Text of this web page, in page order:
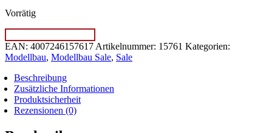
Vorrätig
Noch
15761
Pferde
EAN: 4007246157617 Artikelnummer: 15761 Kategorien:
Modellbau, Modellbau Sale, Sale
Beschreibung
Zusätzliche Informationen
Produktsicherheit
Rezensionen (0)